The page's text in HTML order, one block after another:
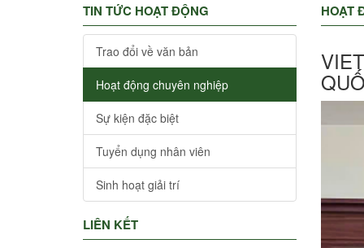
TIN TỨC HOẠT ĐỘNG
Trao đổi về văn bản
Hoạt động chuyên nghiệp
Sự kiện đặc biệt
Tuyển dụng nhân viên
Sinh hoạt giải trí
LIÊN KẾT
HOẠT